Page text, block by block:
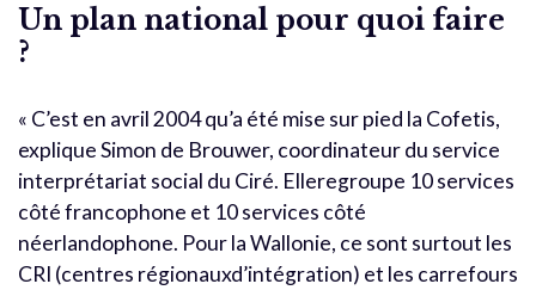
Un plan national pour quoi faire
?
« C’est en avril 2004 qu’a été mise sur pied la Cofetis,
explique Simon de Brouwer, coordinateur du service
interprétariat social du Ciré. Elleregroupe 10 services
côté francophone et 10 services côté
néerlandophone. Pour la Wallonie, ce sont surtout les
CRI (centres régionauxd’intégration) et les carrefours